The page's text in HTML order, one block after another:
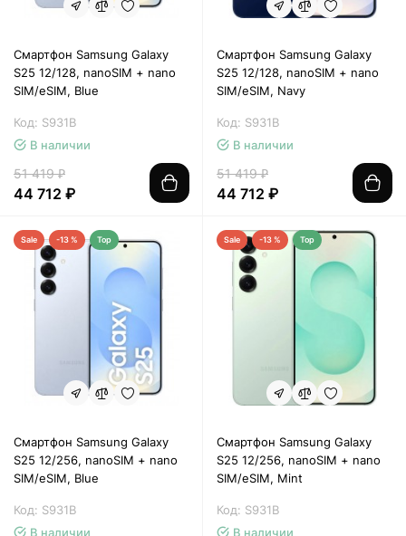
Смартфон Samsung Galaxy
S25 12/128, nanoSIM + nano
SIM/eSIM, Blue
Код: S931B
В наличии
51 419 ₽
44 712 ₽
Смартфон Samsung Galaxy
S25 12/128, nanoSIM + nano
SIM/eSIM, Navy
Код: S931B
В наличии
51 419 ₽
44 712 ₽
Sale -13 % Top
Смартфон Samsung Galaxy
S25 12/256, nanoSIM + nano
SIM/eSIM, Blue
Код: S931B
В наличии
Sale -13 % Top
Смартфон Samsung Galaxy
S25 12/256, nanoSIM + nano
SIM/eSIM, Mint
Код: S931B
В наличии